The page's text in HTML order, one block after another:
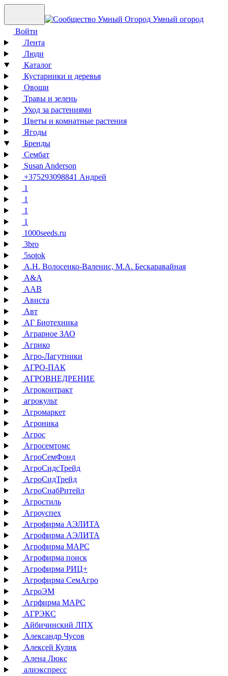
Умный огород
Войти
Лента
Люди
Каталог
Кустарники и деревья
Овощи
Травы и зелень
Уход за растениями
Цветы и комнатные растения
Ягоды
Бренды
Сембат
Susan Anderson
+375293098841 Андрей
1
1
1
1
1000seeds.ru
3bro
5sotok
А.Н. Волосенко-Валенис, М.А. Бескаравайная
А&А
ААВ
Ависта
Авт
АГ Биотехника
Аграрное ЗАО
Агрико
Агро-Лагутники
АГРО-ПАК
АГРОВНЕДРЕНИЕ
Агроконтракт
агрокульт
Агромаркет
Агроника
Агрос
Агросемтомс
АгроСемФонд
АгроСидсТрейд
АгроСидТрейд
АгроСнабРитейл
Агростиль
Агроуспех
Агрофирма АЭЛИТА
Агрофирма АЭЛИТА
Агрофирма МАРС
Агрофирма поиск
Агрофирма РИЦ+
Агрофирма СемАгро
АгроЭМ
Агрфирма МАРС
АГРЭКС
Айбичинский ЛПХ
Александр Чусов
Алексей Кулик
Алена Люкс
алиэкспресс